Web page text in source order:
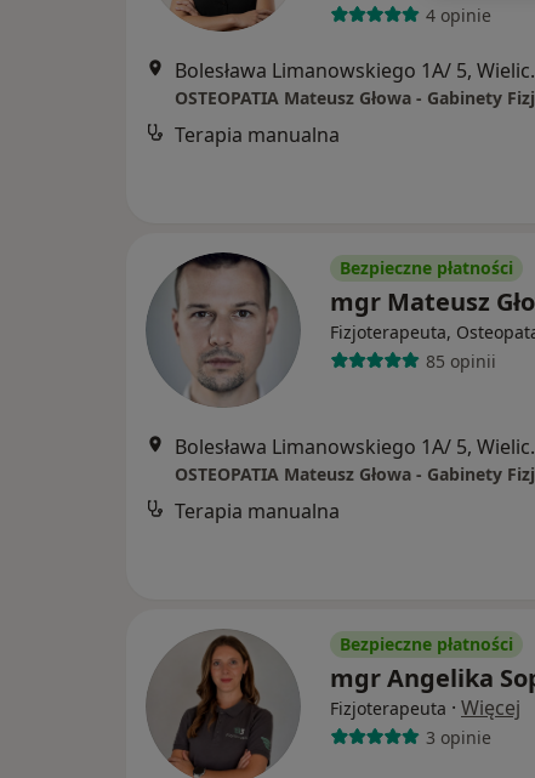
4 opinie
Terapia manualna
Bezpieczne płatności
mgr Mateusz
Fizjoterapeuta,
85 opinii
Terapia manualna
Bezpieczne płatności
mgr Angelika
Fizjoterapeuta · Więcej
3 opinie